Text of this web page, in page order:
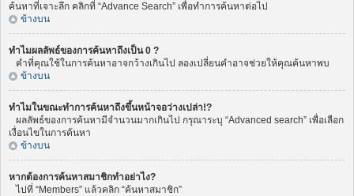
ค้นหาที่เจาะลึก คลิกที่ “Advance Search” เพื่อทำการค้นหาต่อไป
ข้างบน
ทำไมผลลัพธ์ของการค้นหาถึงเป็น 0 ?
คำที่คุณใช้ในการค้นหาอาจกว้างเกินไป ลองเปลี่ยนคำอาจช่วยให้คุณค้นหาพบ
ข้างบน
ทำไมในขณะทำการค้นหาถึงขึ้นหน้าจอว่างเปล่า!?
ผลลัพธ์ของการค้นหามีจำนวนมากเกินไป กรุณาระบุ “Advanced search” เพื่อเลือก
เงื่อนไขในการค้นหา
ข้างบน
หากต้องการค้นหาสมาชิกทำอย่าไง?
ไปที่ “Members” แล้วคลิก “ค้นหาสมาชิก”